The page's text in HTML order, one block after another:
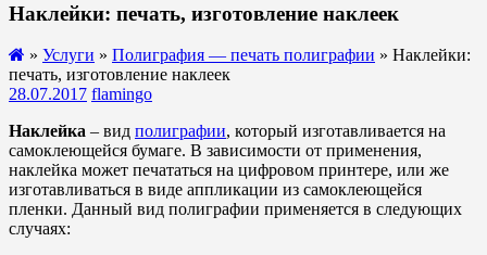
Наклейки: печать, изготовление наклеек
» Услуги » Полиграфия — печать полиграфии » Наклейки:
печать, изготовление наклеек
28.07.2017 flamingo
Наклейка – вид полиграфии, который изготавливается на
самоклеющейся бумаге. В зависимости от применения,
наклейка может печататься на цифровом принтере, или же
изготавливаться в виде аппликации из самоклеющейся
пленки. Данный вид полиграфии применяется в следующих
случаях: